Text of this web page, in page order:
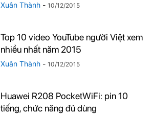
Xuân Thành - 10/12/2015
Top 10 video YouTube người Việt xem
nhiều nhất năm 2015
Xuân Thành - 10/12/2015
Huawei R208 PocketWiFi: pin 10
tiếng, chức năng đủ dùng